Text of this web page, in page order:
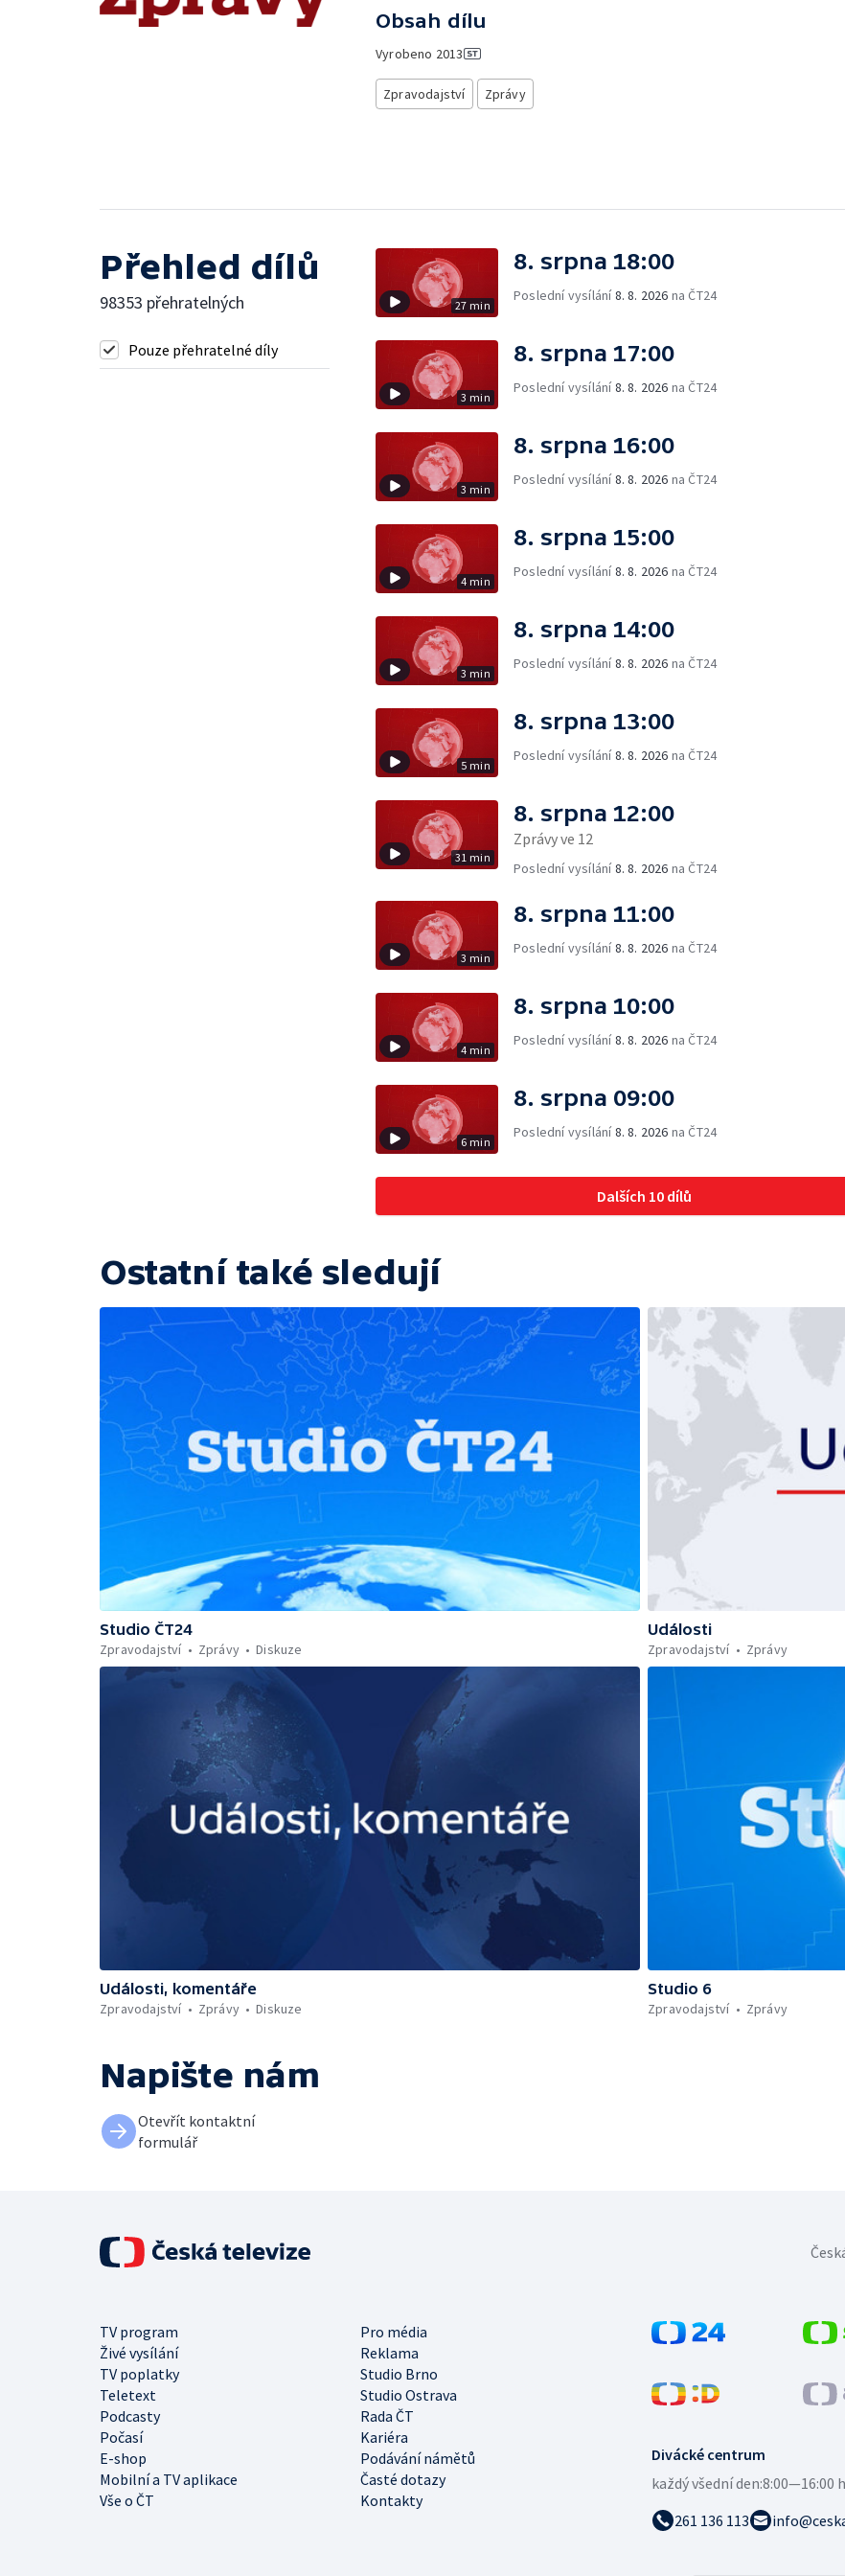
Obsah dílu
Vyrobeno 2013
Zpravodajství Zprávy
Přehled dílů
98353 přehratelných
Pouze přehratelné díly
27 min
8. srpna 18:00
Poslední vysílání8. 8. 2026 na ČT24
3 min
8. srpna 17:00
Poslední vysílání8. 8. 2026 na ČT24
3 min
8. srpna 16:00
Poslední vysílání8. 8. 2026 na ČT24
4 min
8. srpna 15:00
Poslední vysílání8. 8. 2026 na ČT24
3 min
8. srpna 14:00
Poslední vysílání8. 8. 2026 na ČT24
5 min
8. srpna 13:00
Poslední vysílání8. 8. 2026 na ČT24
31 min
8. srpna 12:00
Zprávy ve 12
Poslední vysílání8. 8. 2026 na ČT24
3 min
8. srpna 11:00
Poslední vysílání8. 8. 2026 na ČT24
4 min
8. srpna 10:00
Poslední vysílání8. 8. 2026 na ČT24
6 min
8. srpna 09:00
Poslední vysílání8. 8. 2026 na ČT24
Dalších 10 dílů
Ostatní také sledují
Studio ČT24
Zpravodajství
Zprávy Diskuze
Události
Zpravodajství
Zprávy
Události, komentáře
Zpravodajství
Zprávy Diskuze
Studio 6
Zpravodajství
Zprávy
Napište nám
Otevřít kontaktní
formulář
Divácké centrum
každý všední den:8:00—16:00
261 136 113
TV program
Pro média
Živé vysílání
Reklama
TV poplatky
Studio Brno
Teletext
Studio Ostrava
Podcasty
Rada ČT
Počasí
Kariéra
E-shop
Podávání námětů
Mobilní a TV aplikace
Časté dotazy
Vše o ČT
Kontakty